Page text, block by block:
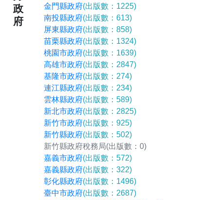
政
府
金門縣政府(出版數：1225)
南投縣政府(出版數：613)
屏東縣政府(出版數：858)
苗栗縣政府(出版數：1324)
桃園市政府(出版數：1639)
高雄市政府(出版數：2847)
基隆市政府(出版數：274)
連江縣政府(出版數：234)
雲林縣政府(出版數：589)
新北市政府(出版數：2825)
新竹市政府(出版數：925)
新竹縣政府(出版數：502)
新竹縣政府稅務局(出版數：0)
嘉義市政府(出版數：572)
嘉義縣政府(出版數：322)
彰化縣政府(出版數：1496)
臺中市政府(出版數：2687)